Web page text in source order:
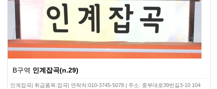
B구역 인계잡곡(n.29)
인계잡곡| 취급품목:잡곡| 연락처:010-3745-5078 | 주소: 중부대로39번길3-10 104